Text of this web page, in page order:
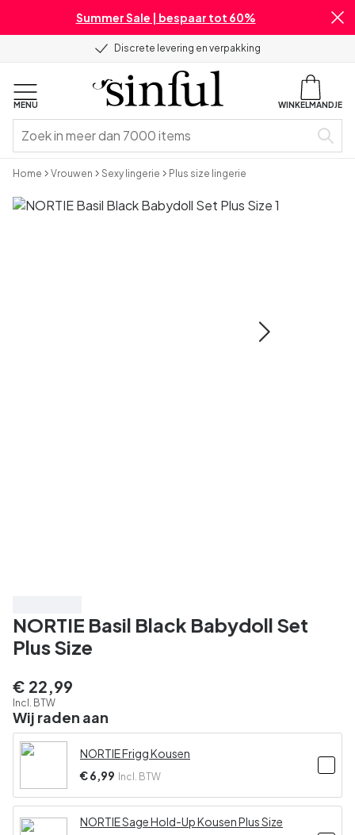
Summer Sale | bespaar tot 60%
Discrete levering en verpakking
MENU WINKELMANDJE
Home Vrouwen Sexy lingerie Plus size lingerie
NORTIE Basil Black Babydoll Set
Plus Size
€ 22,99
Incl. BTW
Wij raden aan
NORTIE Frigg Kousen
€ 6,99 Incl. BTW
NORTIE Sage Hold-Up Kousen Plus Size